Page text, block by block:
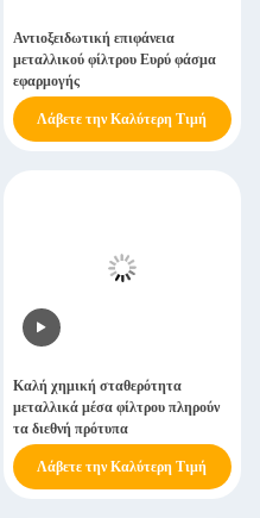
Αντιοξειδωτική επιφάνεια
μεταλλικού φίλτρου Ευρύ φάσμα
εφαρμογής
Λάβετε την Καλύτερη Τιμή
Καλή χημική σταθερότητα
μεταλλικά μέσα φίλτρου πληρούν
τα διεθνή πρότυπα
Λάβετε την Καλύτερη Τιμή